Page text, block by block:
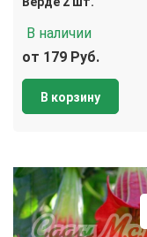
В наличии
от 179 Руб.
В корзину